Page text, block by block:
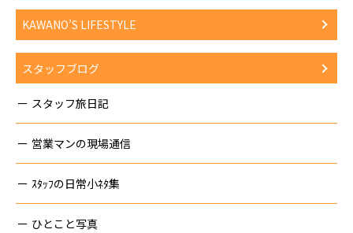
KAWANO’S LIFESTYLE
スタッフブログ
スタッフ旅日記
営業マンの現場通信
ｽﾀｯﾌの日常小ﾈﾀ集
ひとこと写真